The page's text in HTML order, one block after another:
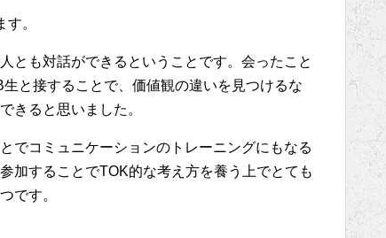
。
とも対話ができるということです。会ったこと
と接することで、価値観の違いを見つけるな
きると思いました。
でコミュニケーションのトレーニングにもなる
加することでTOK的な考え方を養う上でとても
です。